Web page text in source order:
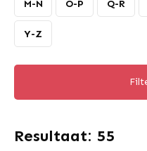
M-N O-P Q-R
Y-Z
Resultaat: 55